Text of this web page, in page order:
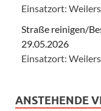
Einsatzort:
Straße reinigen/
29.05.2026
Einsatzort:
ANSTEHENDE